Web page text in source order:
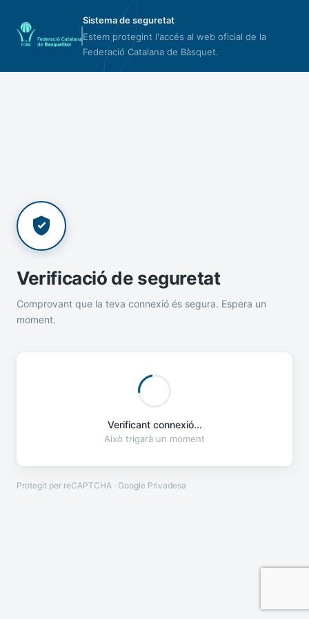
Sistema de seguretat
Estem protegint l'accés al web oficial de la
Federació Catalana de Bàsquet.
Verificació de seguretat
Comprovant que la teva connexió és segura. Espera un
moment.
Verificant connexió...
Això trigarà un moment
Protegit per reCAPTCHA · Google Privadesa